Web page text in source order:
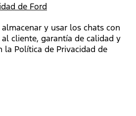
de Ford
y usar los chats con
cliente, garantía de calidad y
la Política de Privacidad de